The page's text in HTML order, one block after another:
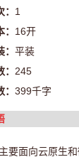
1
16开
：平装
：245
：399千字
要面向云原生和